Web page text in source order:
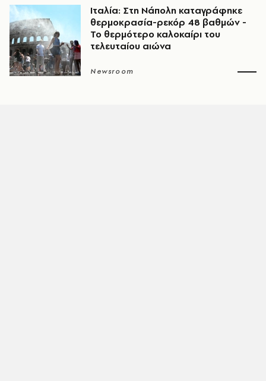
Ιταλία: Στη Νάπολη καταγράφηκε
θερμοκρασία-ρεκόρ 48 βαθμών -
To θερμότερο καλοκαίρι του
τελευταίου αιώνα
Newsroom